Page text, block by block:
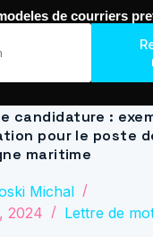
candidature :
pour le poste
maritime
Michal
2024
Lettre de
de courriers